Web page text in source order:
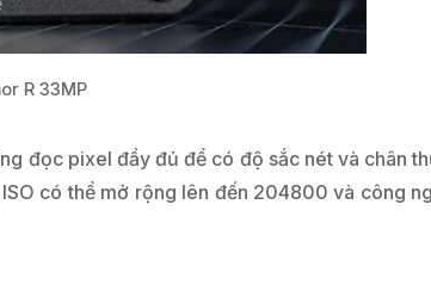
R 33MP
đọc pixel đầy đủ để có độ sắc nét và chân
có thể mở rộng lên đến 204800 và công